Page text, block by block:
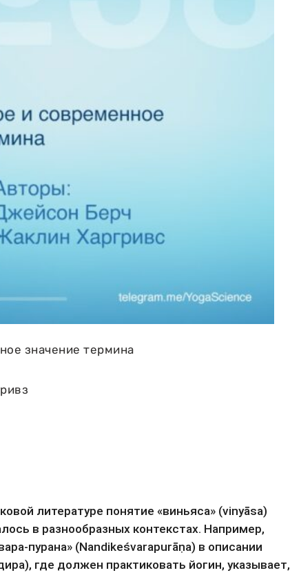
значение термина
литературе понятие «виньяса» (vinyāsa)
в разнообразных контекстах. Например,
пурана» (Nandikeśvarapurāṇa) в описании
где должен практиковать йогин, указывает,